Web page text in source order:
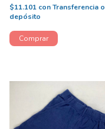
$11.101 conTransferencia o
depósito